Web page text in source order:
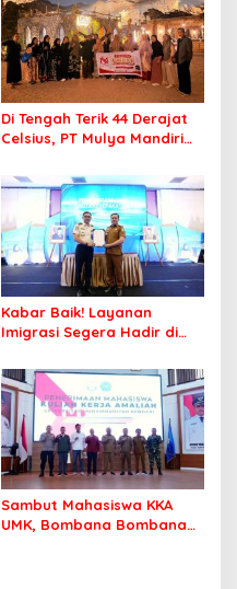
Di Tengah Terik 44 Derajat
Celsius, PT Mulya Mandiri
Jamaah Tetap Sehat dan
Nyaman Beribadah
Kabar Baik! Layanan
Imigrasi Segera Hadir di
Perlu Lagi ke Kendari
Sambut Mahasiswa KKA
UMK, Bombana Bombana